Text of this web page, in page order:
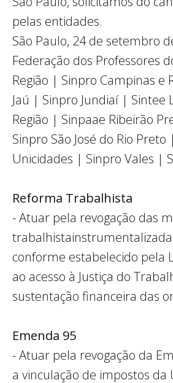
pelas entidades.
São Paulo, 24 de setembro
Federação dos Professores
Região | Sinpro Campinas
Jaú | Sinpro Jundiaí | Sintee
Região | Sinpaae Ribeirão
Sinpro São José do Rio
Unicidades | Sinpro Vales |
Reforma Trabalhista
-Atuar pela revogação das
trabalhista
conforme estabelecido pela
ao acesso à Justiça do
sustentação financeira das
Emenda 95
-Atuar pela revogação da
a vinculação de impostos